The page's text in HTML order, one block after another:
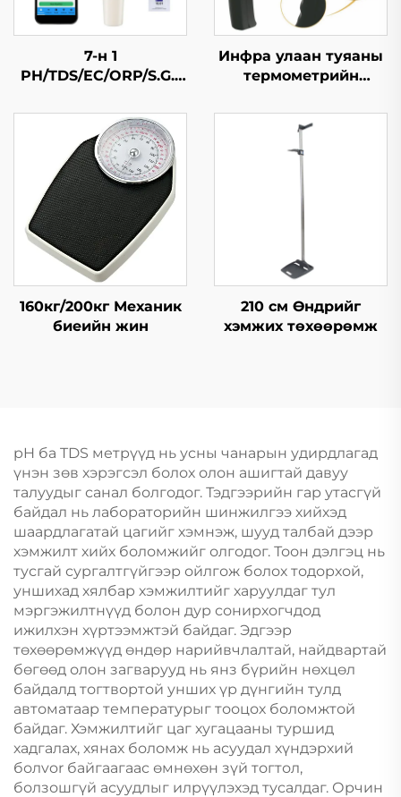
7-н 1
PH/TDS/EC/ORP/S.G./
Bluetooth усны чанар
шалгагч
Инфра улаан туяаны
термометрийн
160кг/200кг Механик
биеийн жин
210 см Өндрийг
хэмжих төхөөрөмж
pH ба TDS метрүүд нь усны чанарын удирдлагад
үнэн зөв хэрэгсэл болох олон ашигтай давуу
талуудыг санал болгодог. Тэдгээрийн гар утасгүй
байдал нь лабораторийн шинжилгээ хийхэд
шаардлагатай цагийг хэмнэж, шууд талбай дээр
хэмжилт хийх боломжийг олгодог. Тоон дэлгэц нь
тусгай сургалтгүйгээр ойлгож болох тодорхой,
уншихад хялбар хэмжилтийг харуулдаг тул
мэргэжилтнүүд болон дур сонирхогчдод
ижилхэн хүртээмжтэй байдаг. Эдгээр
төхөөрөмжүүд өндөр нарийвчлалтай, найдвартай
бөгөөд олон загварууд нь янз бүрийн нөхцөл
байдалд тогтвортой унших үр дүнгийн тулд
автоматаар температурыг тооцох боломжтой
байдаг. Хэмжилтийг цаг хугацааны туршид
хадгалах, хянах боломж нь асуудал хүндэрхий
болvor байгаагаас өмнөхөн зүй тогтол,
болзошгүй асуудлыг илрүүлэхэд тусалдаг. Орчин